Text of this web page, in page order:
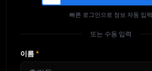
빠른 로그인으로 정보 자동 입력
또는 수동 입력
이름 *